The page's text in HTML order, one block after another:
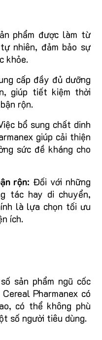
phẩm được làm từ
nhiên, đảm bảo sự
khỏe.
cấp đầy đủ dưỡng
giúp tiết kiệm thời
rộn.
bổ sung chất dinh
giúp cải thiện
sức đề kháng cho
rộn: Đối với những
tác hay di chuyển,
là lựa chọn tối ưu
ích.
sản phẩm ngũ cốc
Pharmanex có
có thể không phù
số người tiêu dùng.